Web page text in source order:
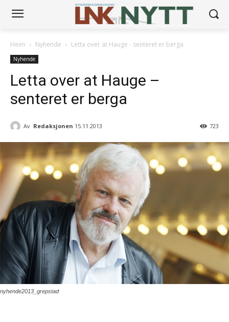
Heim Nyhende Letta over at Hauge - senteret er berga
Nyhende
Letta over at Hauge –
senteret er berga
Av Redaksjonen 15.11.2013 723
nyhende2013_grepstad